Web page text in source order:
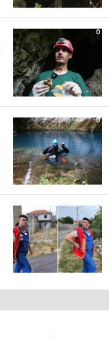
0
0
0